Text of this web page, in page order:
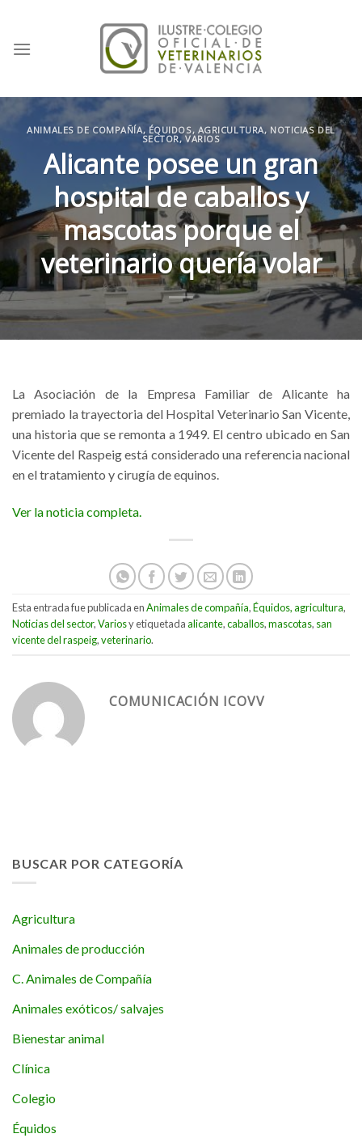
content
ANIMALES DE COMPAÑÍA, ÉQUIDOS, AGRICULTURA, NOTICIAS DEL
SECTOR,VARIOS
Alicante posee un gran
hospital de caballos y
mascotas porque el
veterinario quería volar
La Asociación de la Empresa Familiar de Alicante ha
premiado la trayectoria del Hospital Veterinario San Vicente,
una historia que se remonta a 1949. El centro ubicado en San
Vicente del Raspeig está considerado una referencia nacional
en el tratamiento y cirugía de equinos.
Ver la noticia completa.
Esta entrada fue publicada enAnimales de compañía,Équidos, agricultura,
Noticias del sector,Variosy etiquetadaalicante,caballos,mascotas, san
vicente del raspeig,veterinario.
COMUNICACIÓN ICOVV
BUSCAR POR CATEGORÍA
Agricultura
Animales de producción
C. Animales de Compañía
Animales exóticos/ salvajes
Bienestar animal
Clínica
Colegio
Équidos